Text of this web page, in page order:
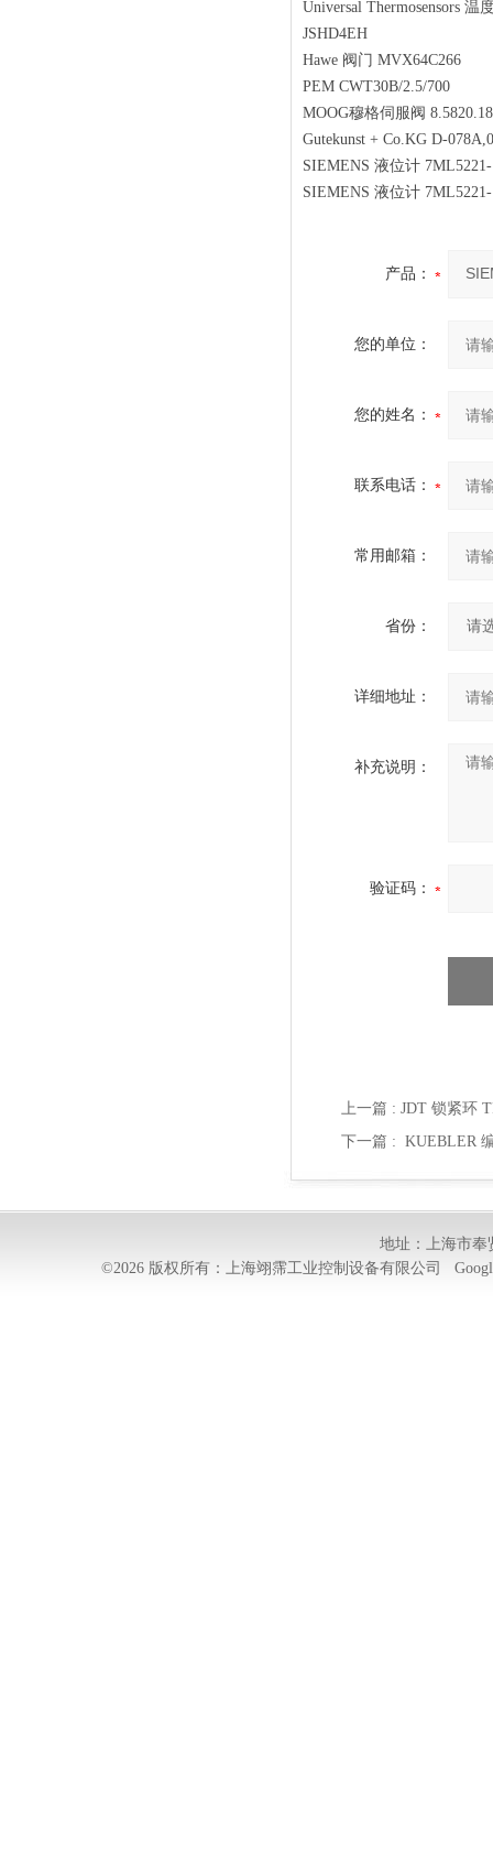
Universal Thermosensors
JSHD4EH
Hawe 阀门 MVX64C266
PEM CWT30B/2.5/700
MOOG穆格伺服阀
Gutekunst + Co.KG D-
SIEMENS 液位计
SIEMENS 液位计
产品：
您的单位：
您的姓名：
联系电话：
常用邮箱：
省份：
详细地址：
补充说明：
验证码：
上一篇 : JDT 锁紧环
下一篇 : KUEBLER
地址：上海市奉
©2026 版权所有：上海翊霈工业控制设备有限公司